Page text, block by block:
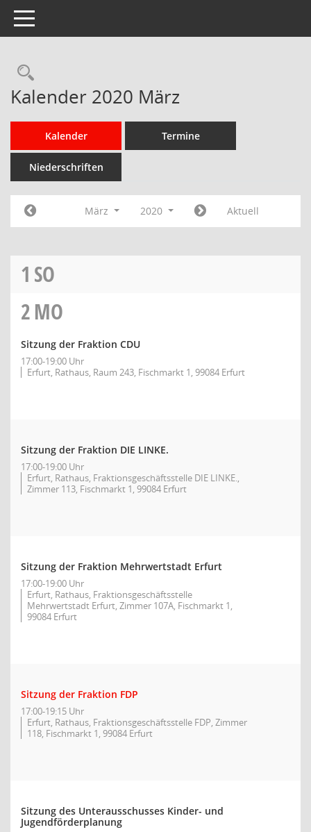
Toggle navigation
Rechercheauswahl
Kalender 2020 März
Kalender Termine
Niederschriften
März 2020 Aktuell
1 SO
2MO
Sitzung der Fraktion CDU
17:00-19:00 Uhr
Erfurt, Rathaus, Raum 243, Fischmarkt 1, 99084 Erfurt
Sitzung der Fraktion DIE LINKE.
17:00-19:00 Uhr
Erfurt, Rathaus, Fraktionsgeschäftsstelle DIE LINKE.,
Zimmer 113, Fischmarkt 1, 99084 Erfurt
Sitzung der Fraktion Mehrwertstadt Erfurt
17:00-19:00 Uhr
Erfurt, Rathaus, Fraktionsgeschäftsstelle
Mehrwertstadt Erfurt, Zimmer 107A, Fischmarkt 1,
99084 Erfurt
Sitzung der Fraktion FDP
17:00-19:15 Uhr
Erfurt, Rathaus, Fraktionsgeschäftsstelle FDP, Zimmer
118, Fischmarkt 1, 99084 Erfurt
Sitzung des Unterausschusses Kinder- und
Jugendförderplanung